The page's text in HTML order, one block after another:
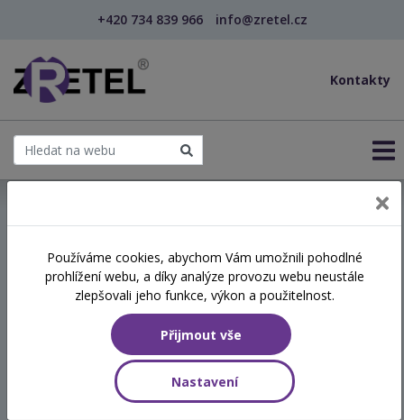
+420 734 839 966 info@zretel.cz
Kontakty
šablony
Asistent pedagoga v praxi -
Praktické situace ze
školního života (webinář)
Používáme cookies, abychom Vám umožnili pohodlné
prohlížení webu, a díky analýze provozu webu neustále
zlepšovali jeho funkce, výkon a použitelnost.
Přijmout vše
Nastavení